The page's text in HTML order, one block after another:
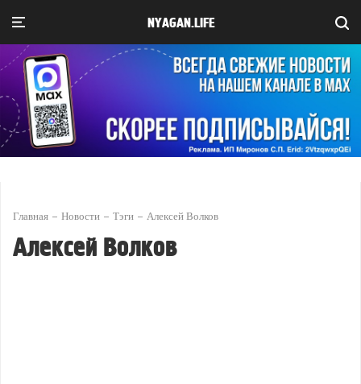
NYAGAN.LIFE
Главная Новости Тэги Алексей Волков
Алексей Волков